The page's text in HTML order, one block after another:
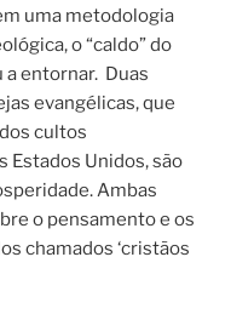
uma metodologia
o “caldo” do
a entornar. Duas
evangélicas, que
cultos
Unidos, são
Ambas
o pensamento e os
chamados ‘cristãos